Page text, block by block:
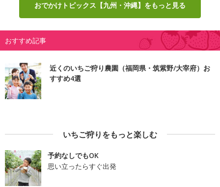
おでかけトピックス【九州・沖縄】をもっと見る
おすすめ記事
近くのいちご狩り農園（福岡県・筑紫野/大宰府）お
すすめ4選
いちご狩りをもっと楽しむ
予約なしでもOK
思い立ったらすぐ出発